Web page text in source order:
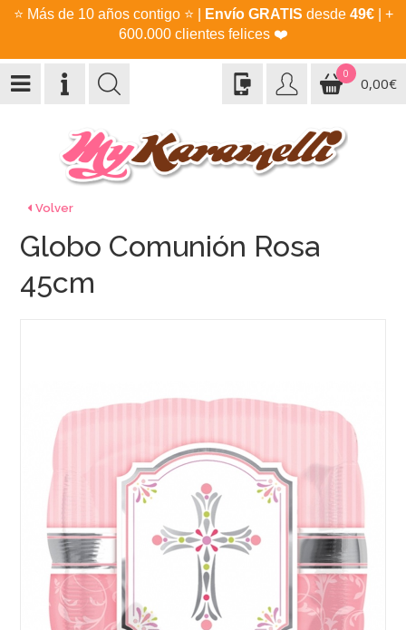
⭐ Más de 10 años contigo ⭐ Envío GRATIS desde 49€| +
600.000 clientes felices ❤️
0
0,00€
Volver
Globo Comunión Rosa
45cm